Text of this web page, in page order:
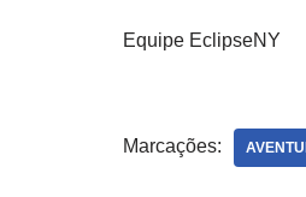
Equipe EclipseNY
Marcações: